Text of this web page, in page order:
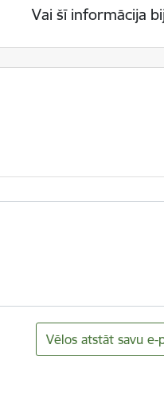
Vai šī informācija
Vēlos atstāt savu e-